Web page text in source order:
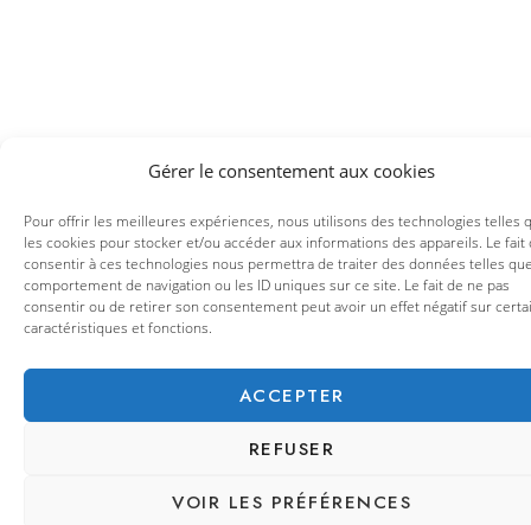
Gérer le consentement aux cookies
Pour offrir les meilleures expériences, nous utilisons des technologies telles
les cookies pour stocker et/ou accéder aux informations des appareils. Le fait
consentir à ces technologies nous permettra de traiter des données telles
comportement de navigation ou les ID uniques sur ce site. Le fait de ne pas
consentir ou de retirer son consentement peut avoir un effet négatif sur
caractéristiques et fonctions.
ACCEPTER
REFUSER
VOIR LES PRÉFÉRENCES